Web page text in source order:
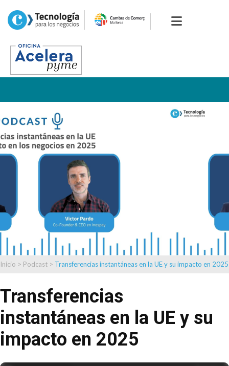
Inicio > Podcast > Transferencias instantáneas en la UE y su impacto en 2025
Transferencias
instantáneas en la UE y su
impacto en 2025